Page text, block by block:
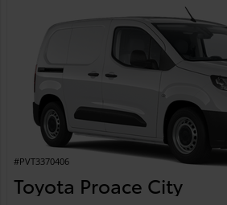
#PVT3370406
Toyota Proace City